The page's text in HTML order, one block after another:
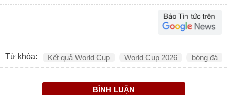
Từ khóa: Kết quả World Cup World Cup 2026 bóng đá
BÌNH LUẬN